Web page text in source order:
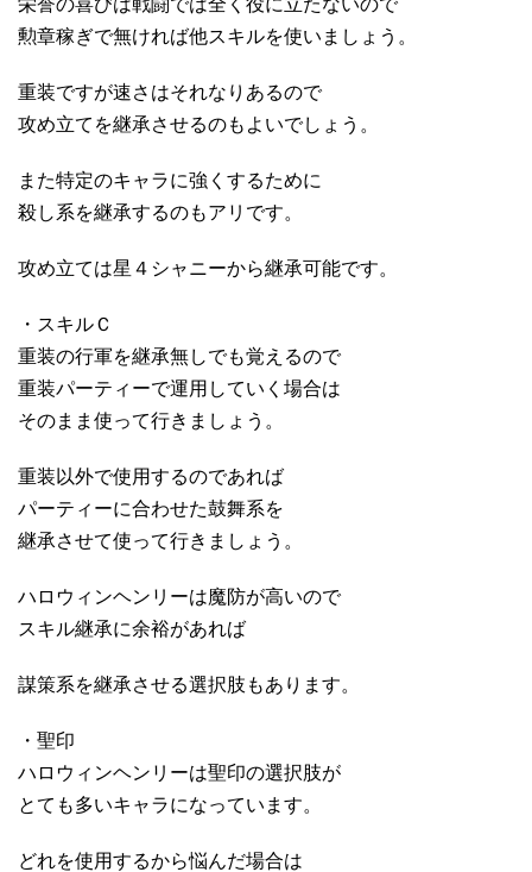
勲章稼ぎで無ければ他スキルを使いましょう。
重装ですが速さはそれなりあるので
攻め立てを継承させるのもよいでしょう。
また特定のキャラに強くするために
殺し系を継承するのもアリです。
攻め立ては星４シャニーから継承可能です。
・スキルＣ
重装の行軍を継承無しでも覚えるので
重装パーティーで運用していく場合は
そのまま使って行きましょう。
重装以外で使用するのであれば
パーティーに合わせた鼓舞系を
継承させて使って行きましょう。
ハロウィンヘンリーは魔防が高いので
スキル継承に余裕があれば
謀策系を継承させる選択肢もあります。
・聖印
ハロウィンヘンリーは聖印の選択肢が
とても多いキャラになっています。
どれを使用するから悩んだ場合は